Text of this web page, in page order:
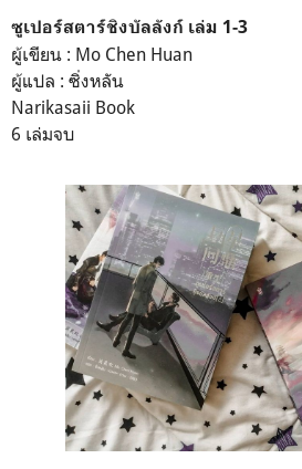
ซูเปอร์สตาร์ชิงบัลลังก์ เล่ม 1-3
ผู้เขียน : Mo Chen Huan
ผู้แปล : ซิ่งหลัน
Narikasaii Book
6 เล่มจบ